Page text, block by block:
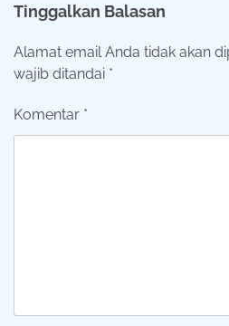
Tinggalkan Balasan
Alamat email Anda tidak akan
wajib ditandai *
Komentar *